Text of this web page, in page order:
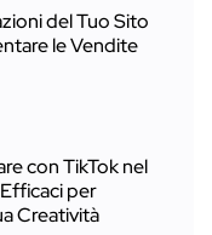
del Tuo Sito
le Vendite
con TikTok nel
per
Creatività